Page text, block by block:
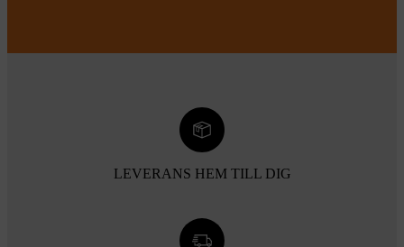
LEVERANS HEM TILL DIG